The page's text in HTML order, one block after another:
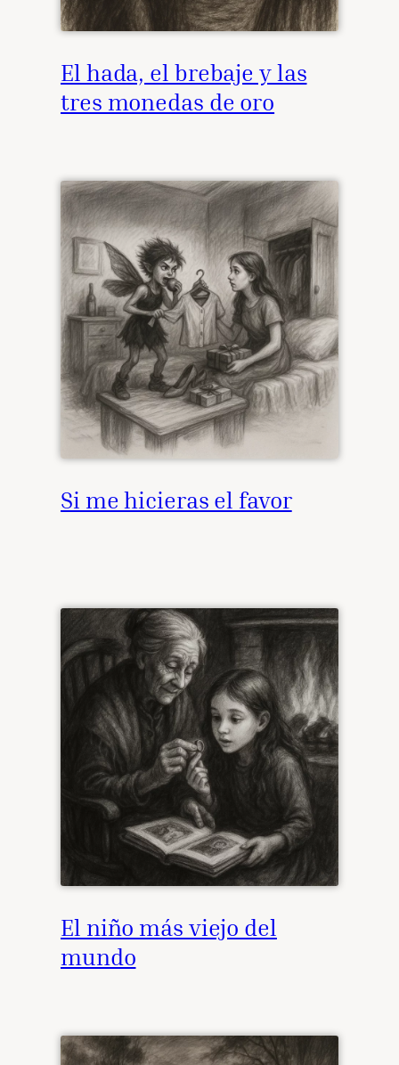
El hada, el brebaje y las
tres monedas de oro
Si me hicieras el favor
El niño más viejo del
mundo